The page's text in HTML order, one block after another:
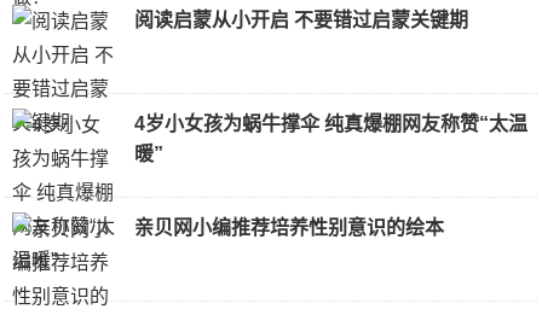
阅读启蒙从小开启 不要错过启蒙关键期
4岁小女孩为蜗牛撑伞 纯真爆棚网友称赞“太温
暖”
亲贝网小编推荐培养性别意识的绘本